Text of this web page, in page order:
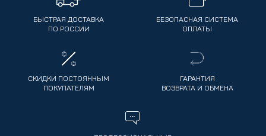
БЫСТРАЯ ДОСТАВКА
ПО РОССИИ
БЕЗОПАСНАЯ СИСТЕМА
ОПЛАТЫ
СКИДКИ ПОСТОЯННЫМ
ПОКУПАТЕЛЯМ
ГАРАНТИЯ
ВОЗВРАТА И ОБМЕНА